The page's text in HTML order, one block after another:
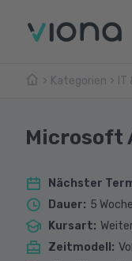
Kategorien
Microsoft
Nächster
Dauer: 5
Kursart:
Zeitmodell :